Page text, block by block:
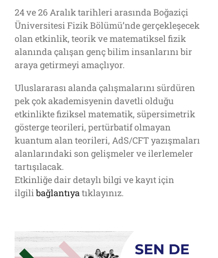
24 ve 26 Aralık tarihleri arasında Boğaziçi
Üniversitesi Fizik Bölümü’nde gerçekleşecek
olan etkinlik, teorik ve matematiksel fizik
alanında çalışan genç bilim insanlarını bir
araya getirmeyi amaçlıyor.
Uluslararası alanda çalışmalarını sürdüren
pek çok akademisyenin davetli olduğu
etkinlikte fiziksel matematik, süpersimetrik
gösterge teorileri, pertürbatif olmayan
kuantum alan teorileri, AdS/CFT yazışmaları
alanlarındaki son gelişmeler ve ilerlemeler
tartışılacak.
Etkinliğe dair detaylı bilgi ve kayıt için
ilgilibağlantıyatıklayınız.